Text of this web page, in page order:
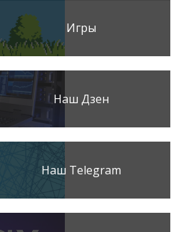
Игры
Наш Дзен
Наш Telegram